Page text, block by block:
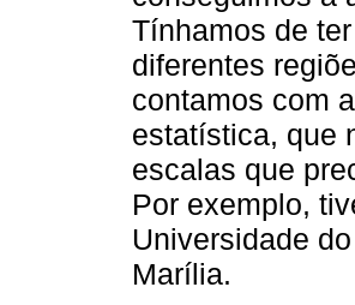
Tínhamos de
diferentes
contamos com
estatística, que
escalas que
Por exemplo,
Universidade
Marília.